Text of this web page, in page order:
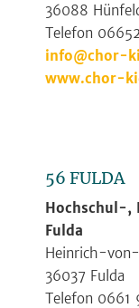
36088
Telefon
info@chor-
www.chor-
56 FULDA
Hochschul-,
Fulda
Heinrich-
36037 Fulda
Telefon 0661